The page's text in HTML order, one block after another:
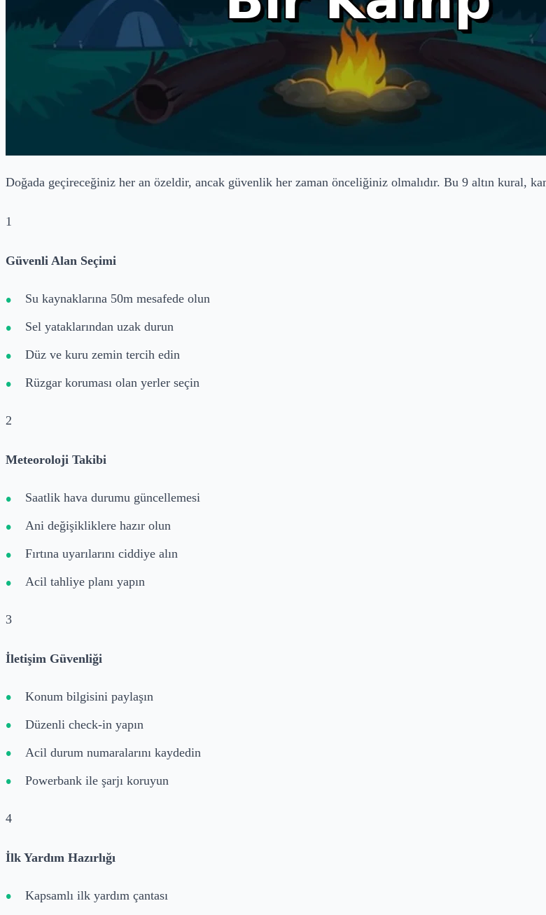
Doğada geçireceğiniz her an özeldir, ancak güvenlik her zaman önceliğiniz olmalıdır. Bu 9 altın kural,
1
Güvenli Alan Seçimi
Su kaynaklarına 50m mesafede olun
Sel yataklarından uzak durun
Düz ve kuru zemin tercih edin
Rüzgar koruması olan yerler seçin
2
Meteoroloji Takibi
Saatlik hava durumu güncellemesi
Ani değişikliklere hazır olun
Fırtına uyarılarını ciddiye alın
Acil tahliye planı yapın
3
İletişim Güvenliği
Konum bilgisini paylaşın
Düzenli check-in yapın
Acil durum numaralarını kaydedin
Powerbank ile şarjı koruyun
4
İlk Yardım Hazırlığı
Kapsamlı ilk yardım çantası